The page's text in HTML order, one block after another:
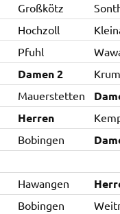
Großkötz
Hochzoll
Pfuhl
Damen 2
Mauerstetten
Herren
Bobingen
Hawangen
Bobingen